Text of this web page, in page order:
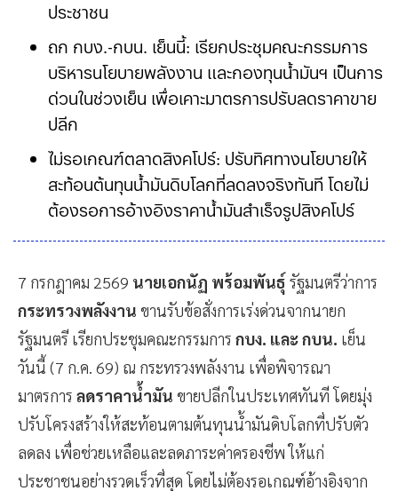
ประชาชน
ถก กบง.-กบน. เย็นนี้: เรียกประชุมคณะกรรมการ
บริหารนโยบายพลังงาน และกองทุนน้ำมันฯ เป็นการ
ด่วนในช่วงเย็น เพื่อเคาะมาตรการปรับลดราคาขาย
ปลีก
ไม่รอเกณฑ์ตลาดสิงคโปร์: ปรับทิศทางนโยบายให้
สะท้อนต้นทุนน้ำมันดิบโลกที่ลดลงจริงทันที โดยไม่
ต้องรอการอ้างอิงราคาน้ำมันสำเร็จรูปสิงคโปร์
7 กรกฎาคม 2569 นายเอกนัฏ พร้อมพันธุ์ รัฐมนตรีว่าการ
กระทรวงพลังงาน ขานรับข้อสั่งการเร่งด่วนจากนายก
รัฐมนตรี เรียกประชุมคณะกรรมการ กบง. และ กบน. เย็น
วันนี้ (7 ก.ค. 69) ณ กระทรวงพลังงาน เพื่อพิจารณา
มาตรการ ลดราคาน้ำมัน ขายปลีกในประเทศทันที โดยมุ่ง
ปรับโครงสร้างให้สะท้อนตามต้นทุนน้ำมันดิบโลกที่ปรับตัว
ลดลง เพื่อช่วยเหลือและลดภาระค่าครองชีพ ให้แก่
ประชาชนอย่างรวดเร็วที่สุด โดยไม่ต้องรอเกณฑ์อ้างอิงจาก